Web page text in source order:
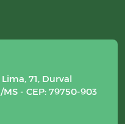
71, Durval
- CEP: 79750-903